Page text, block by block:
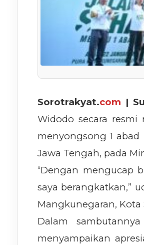
Sorotrakyat.com |
Widodo secara
menyongsong 1 abad
Jawa Tengah, pada
“Dengan mengucap
saya berangkatkan,”
Mangkunegaran, Kota
Dalam
menyampaikan